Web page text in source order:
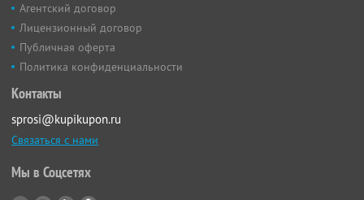
Агентский договор
Лицензионный договор
Публичная оферта
Политика конфиденциальности
Контакты
sprosi@kupikupon.ru
Связаться с нами
Мы в Соцсетях